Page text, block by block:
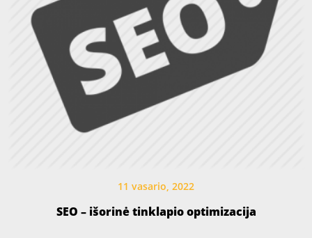
11 vasario, 2022
SEO – išorinė tinklapio optimizacija